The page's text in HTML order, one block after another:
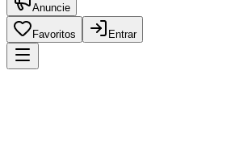
Anuncie
Favoritos Entrar